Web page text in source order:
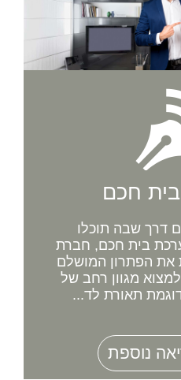
חכם
דרך שבה תוכלו
בית חכם, חברת
את הפתרון המושלם
מגוון רחב של
תאורת לד...
נוספת